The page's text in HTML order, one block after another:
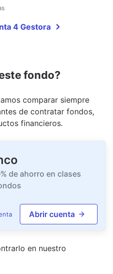
4 Gestora
fondo?
comparar siempre
de contratar fondos,
financieros.
de ahorro en clases
Abrir cuenta
en nuestro